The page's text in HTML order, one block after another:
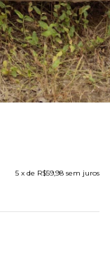
5 x de R$59,98 sem juros